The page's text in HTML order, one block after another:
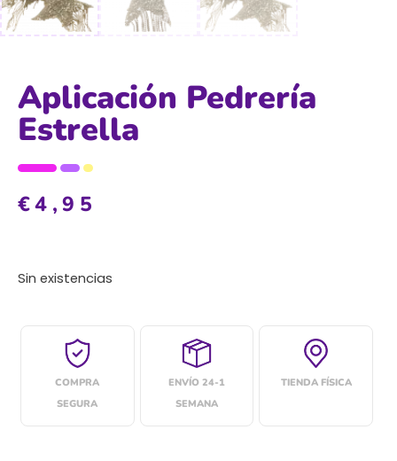
Aplicación Pedrería
Estrella
€4,95
Sin existencias
COMPRA
SEGURA
ENVÍO 24-1
SEMANA
TIENDA FÍSICA